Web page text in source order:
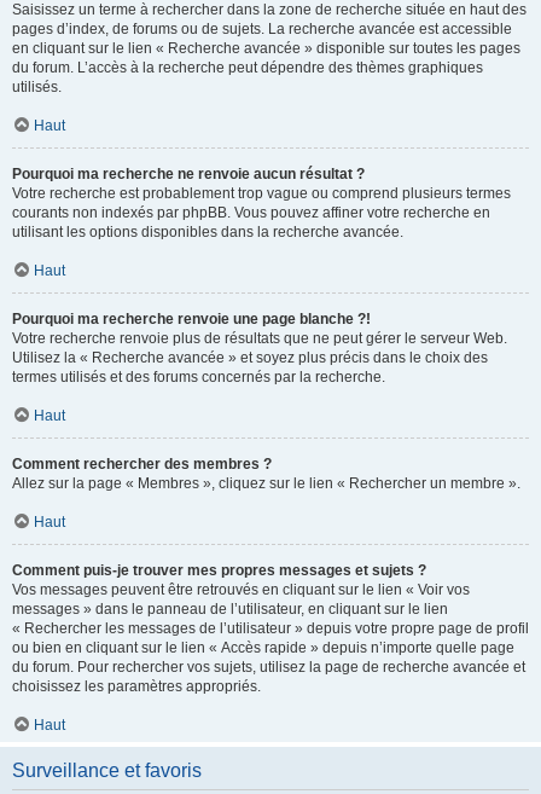
Saisissez un terme à rechercher dans la zone de recherche située en haut des
pages d’index, de forums ou de sujets. La recherche avancée est accessible
en cliquant sur le lien « Recherche avancée » disponible sur toutes les pages
du forum. L’accès à la recherche peut dépendre des thèmes graphiques
utilisés.
Haut
Pourquoi ma recherche ne renvoie aucun résultat ?
Votre recherche est probablement trop vague ou comprend plusieurs termes
courants non indexés par phpBB. Vous pouvez affiner votre recherche en
utilisant les options disponibles dans la recherche avancée.
Haut
Pourquoi ma recherche renvoie une page blanche ?!
Votre recherche renvoie plus de résultats que ne peut gérer le serveur Web.
Utilisez la « Recherche avancée » et soyez plus précis dans le choix des
termes utilisés et des forums concernés par la recherche.
Haut
Comment rechercher des membres ?
Allez sur la page « Membres », cliquez sur le lien « Rechercher un membre ».
Haut
Comment puis-je trouver mes propres messages et sujets ?
Vos messages peuvent être retrouvés en cliquant sur le lien « Voir vos
messages » dans le panneau de l’utilisateur, en cliquant sur le lien
« Rechercher les messages de l’utilisateur » depuis votre propre page de profil
ou bien en cliquant sur le lien « Accès rapide » depuis n’importe quelle page
du forum. Pour rechercher vos sujets, utilisez la page de recherche avancée et
choisissez les paramètres appropriés.
Haut
Surveillance et favoris